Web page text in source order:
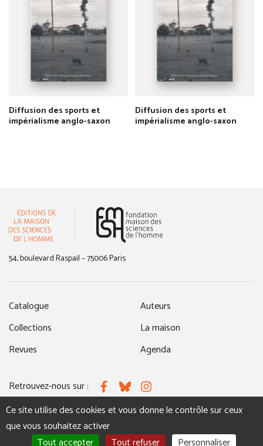
Diffusion des sports et
impérialisme anglo-saxon
Diffusion des sports et
impérialisme anglo-saxon
54, boulevard Raspail – 75006 Paris
Catalogue
Collections
Revues
Auteurs
La maison
Agenda
Retrouvez-nous sur : FacebookBlueskyInstagram
MENTIONS LÉGALES NOUS CONTACTER
Ce site utilise des cookies et vous donne le contrôle sur ceux
que vous souhaitez activer
Tout accepter
Tout refuser Personnaliser